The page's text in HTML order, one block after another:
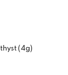
(4g)